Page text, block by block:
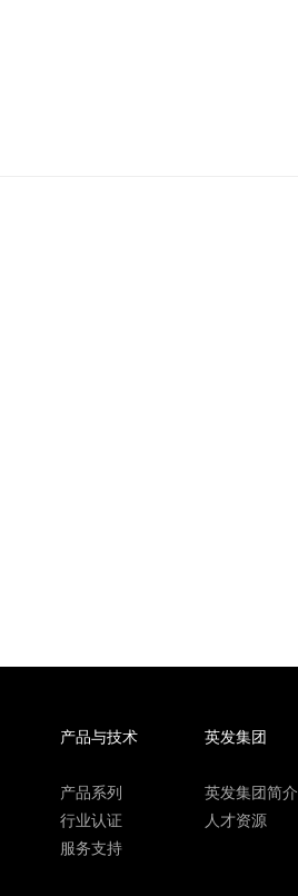
产品与技术
产品系列
行业认证
服务支持
英发集团
英发集团简介
人才资源